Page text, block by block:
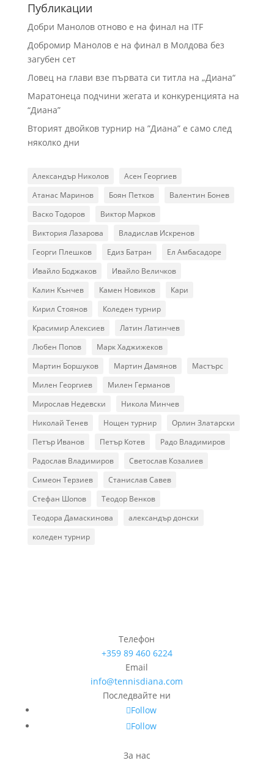
Публикации
Добри Манолов отново е на финал на ITF
Добромир Манолов е на финал в Молдова без
загубен сет
Ловец на глави взе първата си титла на „Диана“
Маратонеца подчини жегата и конкуренцията на
“Диана”
Вторият двойков турнир на ”Диана” е само след
няколко дни
Александър Николов
Асен Георгиев
Атанас Маринов
Боян Петков
Валентин Бонев
Васко Тодоров
Виктор Марков
Виктория Лазарова
Владислав Искренов
Георги Плешков
Едиз Батран
Ел Амбасадоре
Ивайло Боджаков
Ивайло Величков
Калин Кънчев
Камен Новиков
Кари
Кирил Стоянов
Коледен турнир
Красимир Алексиев
Латин Латинчев
Любен Попов
Марк Хаджижеков
Мартин Боршуков
Мартин Дамянов
Мастърс
Милен Георгиев
Милен Германов
Мирослав Недевски
Никола Минчев
Николай Тенев
Нощен турнир
Орлин Златарски
Петър Иванов
Петър Котев
Радо Владимиров
Радослав Владимиров
Светослав Козалиев
Симеон Терзиев
Станислав Савев
Стефан Шопов
Теодор Венков
Теодора Дамаскинова
александър донски
коледен турнир
Телефон
+359 89 460 6224­
Email
info@tennisdiana.com
Последвайте ни
Follow
Follow
За нас